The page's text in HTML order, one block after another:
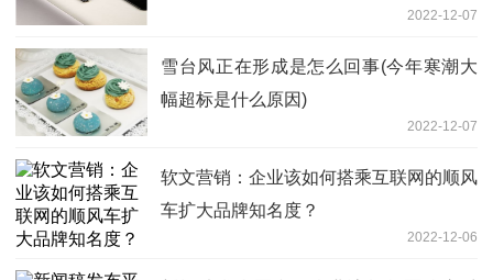
2022-12-07
雪台风正在形成是怎么回事(今年寒潮大
幅超标是什么原因)
2022-12-07
软文营销：企业该如何搭乘互联网的顺风
车扩大品牌知名度？
2022-12-06